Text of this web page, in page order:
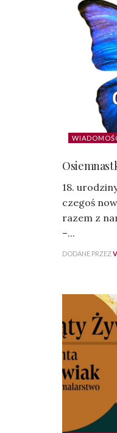
18.
czegoś
razem z
–...
DODANE PRZEZ